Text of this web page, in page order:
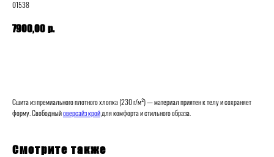
01538
7900,00 р.
Сшита из премиального плотного хлопка (230 г/м²) — материал приятен к телу и сохраняет
форму. Свободныйоверсайз кройдля комфорта и стильного образа.
Смотрите также